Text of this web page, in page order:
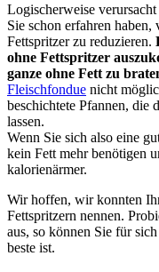
Logischerweise
Sie schon erfahren
Fettspritzer zu reduzieren.
ohne Fettspritzer
ganze ohne Fett zu
Fleischfondue nicht
beschichtete Pfannen, die
lassen.
Wenn Sie sich also eine
kein Fett mehr benötigen
kalorienärmer.
Wir hoffen, wir konnten
Fettspritzern nennen.
aus, so können Sie für
beste ist.